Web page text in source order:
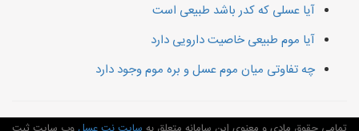
آیا عسلی که کدر باشد طبیعی است
آیا موم طبیعی خاصیت دارویی دارد
چه تفاوتی میان موم عسل و بره موم وجود دارد